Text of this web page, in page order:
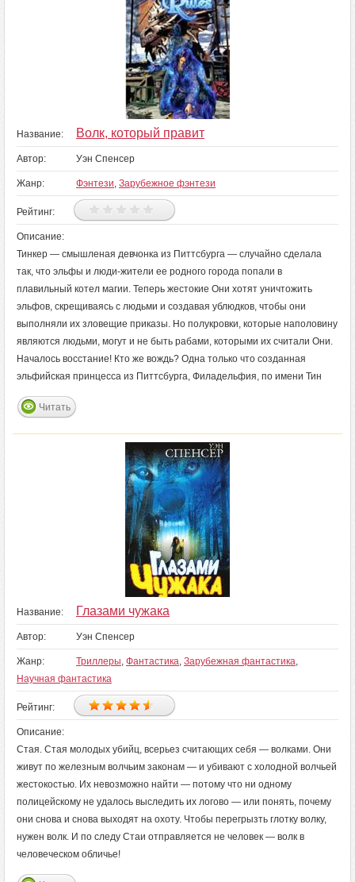
Название: Волк, который правит
Автор: Уэн Спенсер
Жанр: Фэнтези, Зарубежное фэнтези
Рейтинг:
Описание:
Тинкер — смышленая девчонка из Питтсбурга — случайно сделала
так, что эльфы и люди-жители ее родного города попали в
плавильный котел магии. Теперь жестокие Они хотят уничтожить
эльфов, скрещиваясь с людьми и создавая ублюдков, чтобы они
выполняли их зловещие приказы. Но полукровки, которые наполовину
являются людьми, могут и не быть рабами, которыми их считали Они.
Началось восстание! Кто же вождь? Одна только что созданная
эльфийская принцесса из Питтсбурга, Филадельфия, по имени Тин
Читать
Название: Глазами чужака
Автор: Уэн Спенсер
Жанр: Триллеры, Фантастика, Зарубежная фантастика,
Научная фантастика
Рейтинг:
Описание:
Стая. Стая молодых убийц, всерьез считающих себя — волками. Они
живут по железным волчьим законам — и убивают с холодной волчьей
жестокостью. Их невозможно найти — потому что ни одному
полицейскому не удалось выследить их логово — или понять, почему
они снова и снова выходят на охоту. Чтобы перегрызть глотку волку,
нужен волк. И по следу Стаи отправляется не человек — волк в
человеческом обличье!